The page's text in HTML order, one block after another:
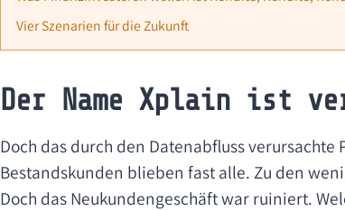
Vier Szenarien für die Zukunft
Der Name Xplain ist
Doch das durch den Datenabfluss
Bestandskunden blieben fast alle. Zu den
Doch das Neukundengeschäft war ruiniert.